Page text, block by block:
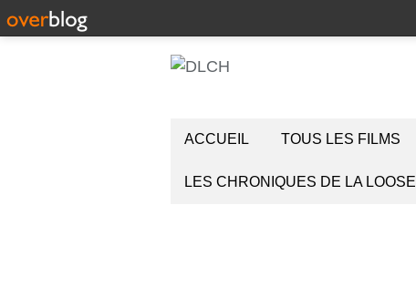
ACCUEIL TOUS LES FILMS
LES CHRONIQUES DE LA LOOSE